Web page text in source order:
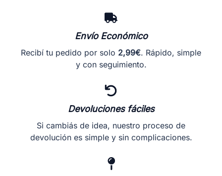
Envío Económico
Recibí tu pedido por solo 2,99€. Rápido, simple
y con seguimiento.
Devoluciones fáciles
Si cambiás de idea, nuestro proceso de
devolución es simple y sin complicaciones.